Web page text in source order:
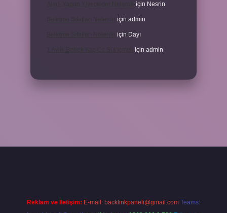
için Nesrin
için admin
için Dayı
1 Aylık Bebek Kaç Cc Süt Içmeli için admin
Reklam ve İletişim: E-mail: backlinkpaneli@gmail.com Teams: